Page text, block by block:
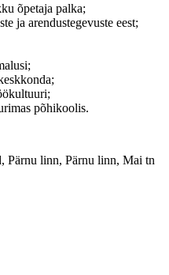
õpetaja palka;
ja arendustegevuste eest;
põhikoolis.
Pärnu linn, Pärnu linn, Mai tn